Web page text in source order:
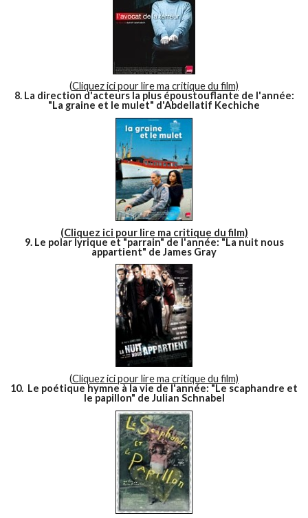
(Cliquez ici pour lire ma critique du film)
8. La direction d'acteurs la plus époustouflante de l'année:
"La graine et le mulet" d'Abdellatif Kechiche
(Cliquez ici pour lire ma critique du film)
9. Le polar lyrique et "parrain" de l'année: "La nuit nous
appartient" de James Gray
(Cliquez ici pour lire ma critique du film)
10. Le poétique hymne à la vie de l'année: "Le scaphandre et
le papillon" de Julian Schnabel